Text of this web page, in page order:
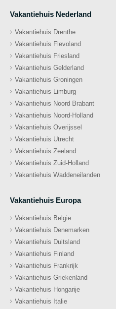
Vakantiehuis Nederland
Vakantiehuis Drenthe
Vakantiehuis Flevoland
Vakantiehuis Friesland
Vakantiehuis Gelderland
Vakantiehuis Groningen
Vakantiehuis Limburg
Vakantiehuis Noord Brabant
Vakantiehuis Noord-Holland
Vakantiehuis Overijssel
Vakantiehuis Utrecht
Vakantiehuis Zeeland
Vakantiehuis Zuid-Holland
Vakantiehuis Waddeneilanden
Vakantiehuis Europa
Vakantiehuis Belgie
Vakantiehuis Denemarken
Vakantiehuis Duitsland
Vakantiehuis Finland
Vakantiehuis Frankrijk
Vakantiehuis Griekenland
Vakantiehuis Hongarije
Vakantiehuis Italie